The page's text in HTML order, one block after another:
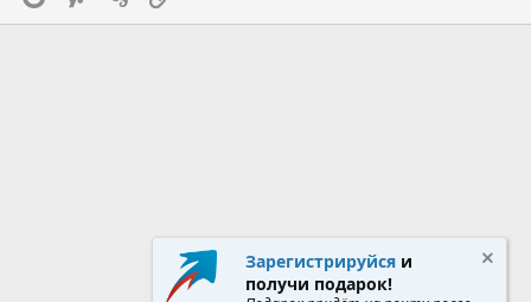
Зарегистрируйся и
получи подарок!